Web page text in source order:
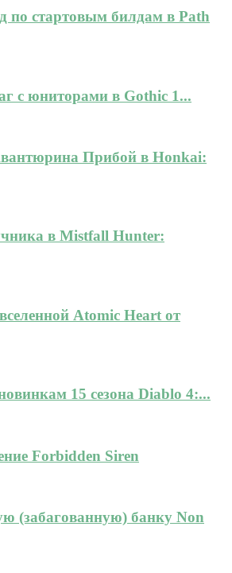
по стартовым билдам в Path
с юниторами в Gothic 1...
Прибой в Honkai:
в Mistfall Hunter:
Atomic Heart от
15 сезона Diablo 4:...
Forbidden Siren
(забагованную) банку Non